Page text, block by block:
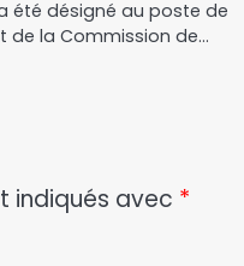
été désigné au poste de
de la Commission de…
indiqués avec *